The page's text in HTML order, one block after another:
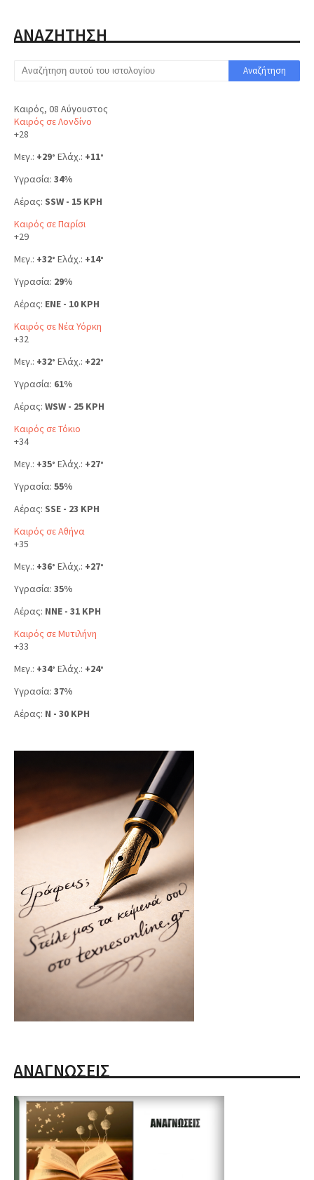
ΑΝΑΖΗΤΗΣΗ
Καιρός, 08 Αύγουστος
Καιρός σε Λονδίνο
+28
Μεγ.: +29° Ελάχ.: +11°
Υγρασία: 34%
Αέρας: SSW - 15 KPH
Καιρός σε Παρίσι
+29
Μεγ.: +32° Ελάχ.: +14°
Υγρασία: 29%
Αέρας: ENE - 10 KPH
Καιρός σε Νέα Υόρκη
+32
Μεγ.: +32° Ελάχ.: +22°
Υγρασία: 61%
Αέρας: WSW - 25 KPH
Καιρός σε Τόκιο
+34
Μεγ.: +35° Ελάχ.: +27°
Υγρασία: 55%
Αέρας: SSE - 23 KPH
Καιρός σε Αθήνα
+35
Μεγ.: +36° Ελάχ.: +27°
Υγρασία: 35%
Αέρας: NNE - 31 KPH
Καιρός σε Μυτιλήνη
+33
Μεγ.: +34° Ελάχ.: +24°
Υγρασία: 37%
Αέρας: N - 30 KPH
ΑΝΑΓΝΩΣΕΙΣ